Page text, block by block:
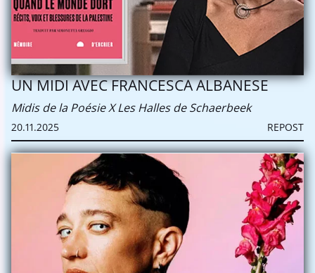
UN MIDI AVEC FRANCESCA ALBANESE
Midis de la Poésie X Les Halles de Schaerbeek
20.11.2025 REPOST